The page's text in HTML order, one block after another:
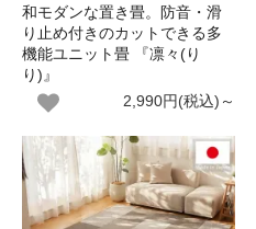
和モダンな置き畳。防音・滑
り止め付きのカットできる多
機能ユニット畳 『凛々(り
り)』
2,990円(税込)～